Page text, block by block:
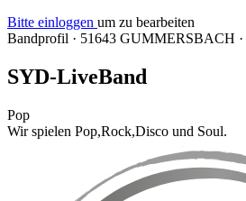
Bitte einloggen um zu bearbeiten
Bandprofil · 51643 GUMMERSBACH ·
SYD-LiveBand
Pop
Wir spielen Pop,Rock,Disco und Soul.